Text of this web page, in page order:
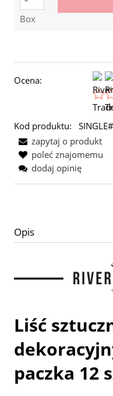
Box
Ocena:
Kod produktu:
zapytaj o produkt
poleć znajomemu
dodaj opinię
Opis
Liść
paczka 12